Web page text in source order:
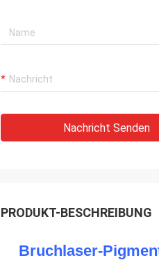
Nachricht Senden
PRODUKT-BESCHREIBUNG
Bruchlaser-